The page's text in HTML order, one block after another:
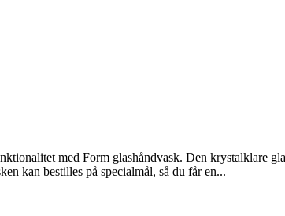
med Form glashåndvask. Den krystalklare
kan bestilles på specialmål, så du får en...